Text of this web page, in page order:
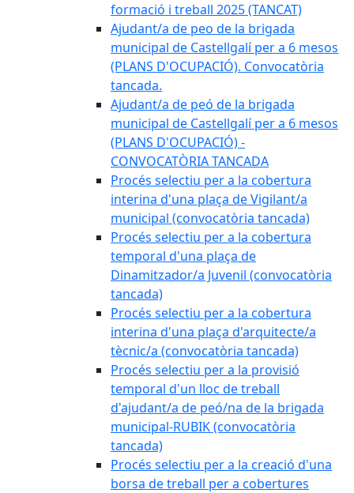
formació i treball 2025 (TANCAT)
Ajudant/a de peo de la brigada
municipal de Castellgalí per a 6 mesos
(PLANS D'OCUPACIÓ). Convocatòria
tancada.
Ajudant/a de peó de la brigada
municipal de Castellgalí per a 6 mesos
(PLANS D'OCUPACIÓ) -
CONVOCATÒRIA TANCADA
Procés selectiu per a la cobertura
interina d'una plaça de Vigilant/a
municipal (convocatòria tancada)
Procés selectiu per a la cobertura
temporal d'una plaça de
Dinamitzador/a Juvenil (convocatòria
tancada)
Procés selectiu per a la cobertura
interina d'una plaça d'arquitecte/a
tècnic/a (convocatòria tancada)
Procés selectiu per a la provisió
temporal d'un lloc de treball
d'ajudant/a de peó/na de la brigada
municipal-RUBIK (convocatòria
tancada)
Procés selectiu per a la creació d'una
borsa de treball per a cobertures